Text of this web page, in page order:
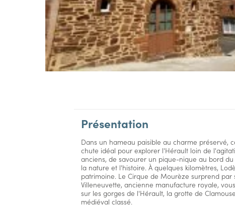
Présentation
Dans un hameau paisible au charme préservé,
chute idéal pour explorer l'Hérault loin de
anciens, de savourer un pique-nique au bord
la nature et l'histoire. À quelques kilomètres,
patrimoine. Le Cirque de Mourèze surprend par
Villeneuvette, ancienne manufacture royale,
sur les gorges de l'Hérault, la grotte de
médiéval classé.